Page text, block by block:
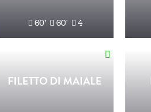
60' 60' 4
FILETTO DI MAIALE